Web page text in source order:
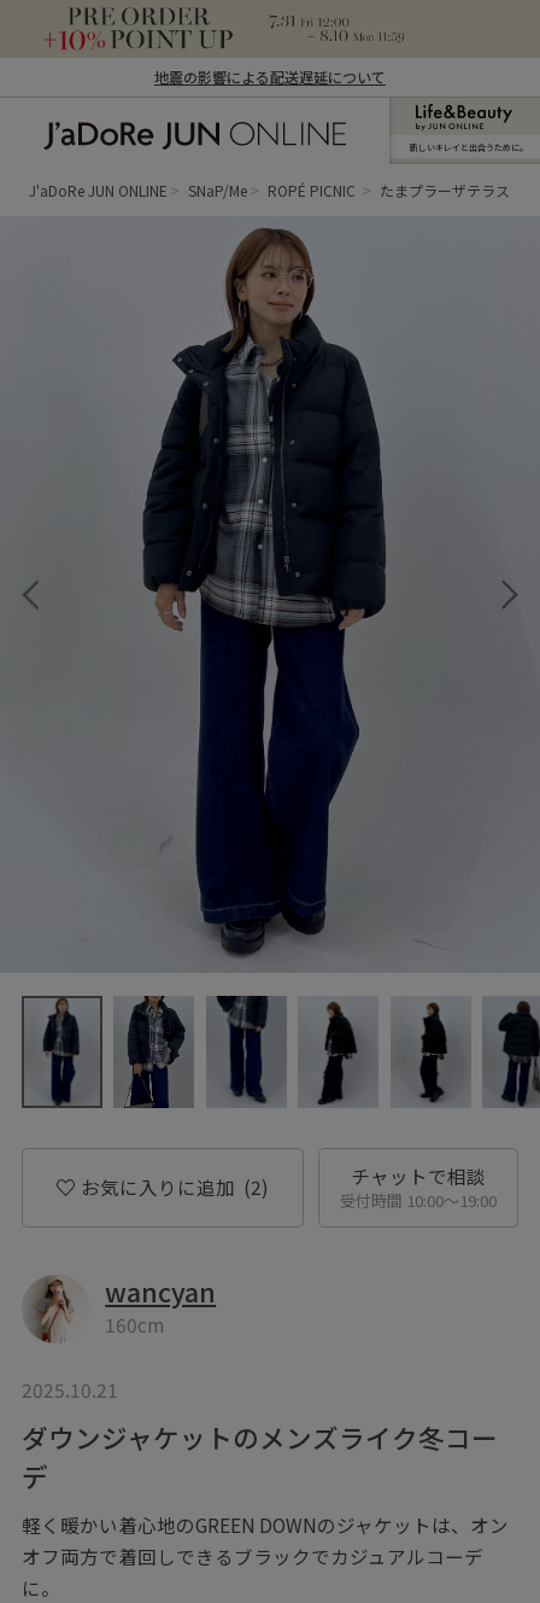
地震の影響による配送遅延について
ン オンライン）
新しいキレイと出合うために。
J'aDoRe JUN ONLINE SNaP/Me ROPÉ PICNIC たまプラーザテラス
お気に入りに追加 (2) チャットで相談
受付時間 10:00〜19:00
wancyan
160cm
2025.10.21
ダウンジャケットのメンズライク冬コー
デ
軽く暖かい着心地のGREEN DOWNのジャケットは、オン
オフ両方で着回しできるブラックでカジュアルコーデ
に。